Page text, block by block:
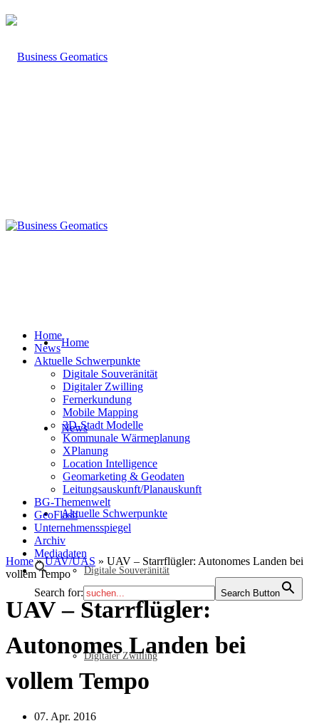
Home
News
Aktuelle Schwerpunkte
Digitale Souveränität
Digitaler Zwilling
Home
News
Aktuelle Schwerpunkte
Digitale Souveränität
Digitaler Zwilling
Fernerkundung
Mobile Mapping
3D-Stadt Modelle
Kommunale Wärmeplanung
XPlanung
Location Intelligence
Geomarketing & Geodaten
Leitungsauskunft/Planauskunft
BG-Themenwelt
GeoFlash
Unternehmensspiegel
Archiv
Mediadaten
Search for: Search Button
Home»UAV/UAS » UAV – Starrflügler: Autonomes Landen bei
vollem Tempo
UAV – Starrflügler:
Autonomes Landen bei
vollem Tempo
07. Apr. 2016